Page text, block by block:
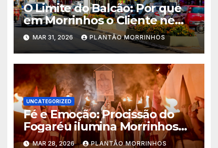
O Limite do Balcão: Por que
em Morrinhos o Cliente nem
Sempre tem Razão
MAR 31, 2026 PLANTÃO MORRINHOS
UNCATEGORIZED
Fé e Emoção: Procissão do
Fogaréu ilumina Morrinhos
no dia 30
MAR 28, 2026 PLANTÃO MORRINHOS